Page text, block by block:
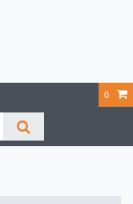
0